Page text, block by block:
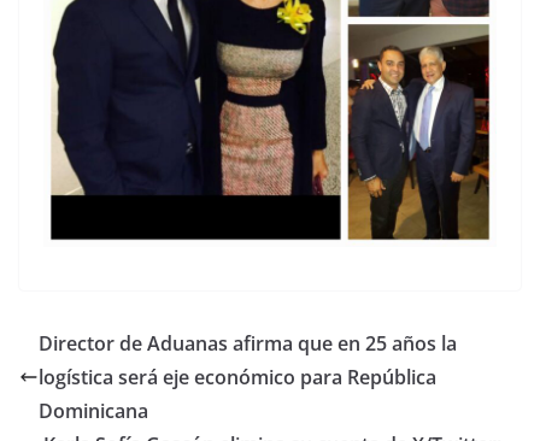
Director de Aduanas afirma que en 25 años la
logística será eje económico para República
Dominicana